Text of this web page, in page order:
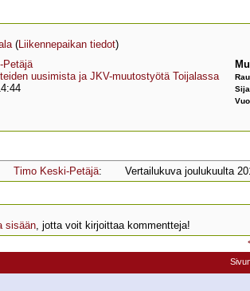
(Liikennepaikan tiedot)
Petäjä
uusimista ja JKV-muutostyötä Toijalassa
Timo Keski-Petäjä: Vertailukuva joulukuulta
sisään , jotta voit kirjoittaa kommentteja!